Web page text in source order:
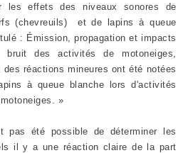
les effets des niveaux sonores de
(chevreuils) et de lapins à queue
: Émission, propagation et impacts
bruit des activités de motoneiges,
réactions mineures ont été notées
à queue blanche lors d'activités
»
pas été possible de déterminer les
il y a une réaction claire de la part